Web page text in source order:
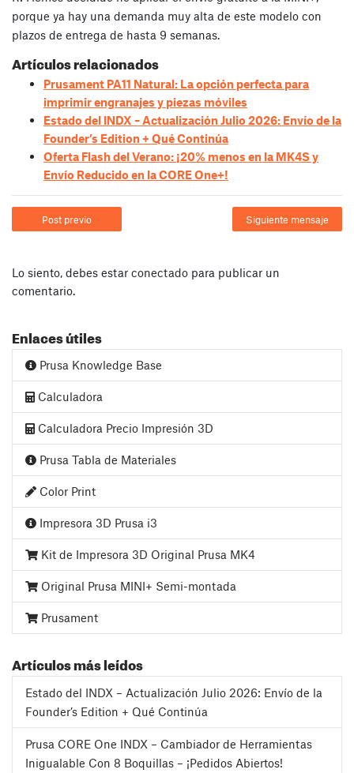
porque ya hay una demanda muy alta de este modelo con
plazos de entrega de hasta 9 semanas.
Artículos relacionados
Prusament PA11 Natural: La opción perfecta para
imprimir engranajes y piezas móviles
Estado del INDX – Actualización Julio 2026: Envío de la
Founder’s Edition + Qué Continúa
Oferta Flash del Verano: ¡20% menos en la MK4S y
Envío Reducido en la CORE One+!
Post previo Siguiente mensaje
Lo siento, debes estar conectado para publicar un
comentario.
Enlaces útiles
Prusa Knowledge Base
Calculadora
Calculadora Precio Impresión 3D
Prusa Tabla de Materiales
Color Print
Impresora 3D Prusa i3
Kit de Impresora 3D Original Prusa MK4
Original Prusa MINI+ Semi-montada
Prusament
Artículos más leídos
Estado del INDX – Actualización Julio 2026: Envío de la
Founder’s Edition + Qué Continúa
Prusa CORE One INDX – Cambiador de Herramientas
Inigualable Con 8 Boquillas – ¡Pedidos Abiertos!